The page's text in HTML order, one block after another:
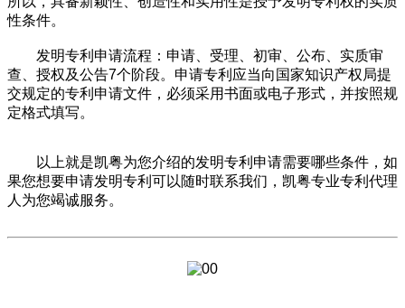
性条件。
发明专利申请流程：申请、受理、初审、公布、实质审
查、授权及公告7个阶段。申请专利应当向国家知识产权局提
交规定的专利申请文件，必须采用书面或电子形式，并按照规
定格式填写。
以上就是凯粤为您介绍的发明专利申请需要哪些条件，如
果您想要申请发明专利可以随时联系我们，凯粤专业专利代理
人为您竭诚服务。